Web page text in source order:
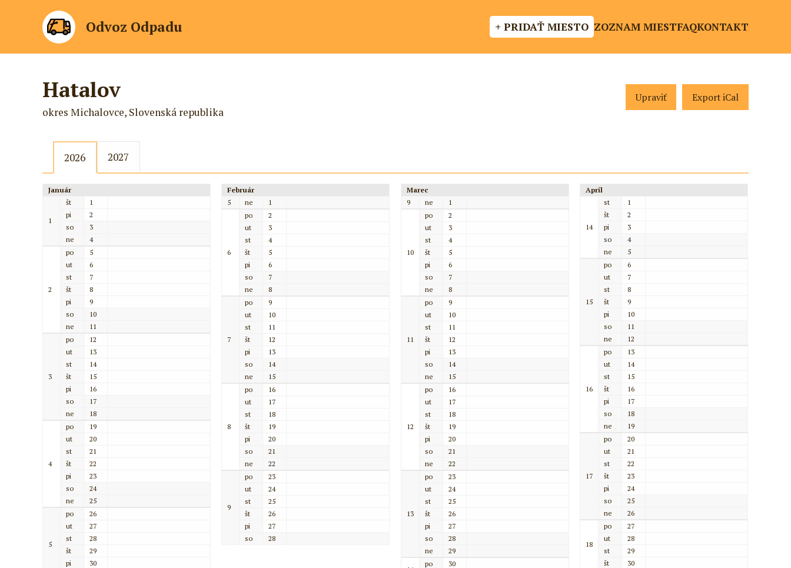
Odvoz Odpadu + PRIDAŤ MIESTO ZOZNAM MIESTFAQKONTAKT
Hatalov
okres Michalovce, Slovenská republika
Upraviť Export iCal
2026 2027
Január
1
št
1
pi
2
so
3
ne
4
2
po
5
ut
6
st
7
št
8
pi
9
so
10
ne
11
3
po
12
ut
13
st
14
št
15
pi
16
so
17
ne
18
4
po
19
ut
20
st
21
št
22
pi
23
so
24
ne
25
5
po
26
ut
27
st
28
št
29
pi
30
Február
5
ne 1
6
po
2
ut
3
st
4
št
5
pi
6
so
7
ne
8
7
po
9
ut
10
st
11
št
12
pi
13
so
14
ne
15
8
po
16
ut
17
st
18
št
19
pi
20
so
21
ne
22
9
po
23
ut
24
st
25
št
26
pi
27
so
28
Marec
9
ne 1
10
po
2
ut
3
st
4
št
5
pi
6
so
7
ne
8
11
po
9
ut
10
st
11
št
12
pi
13
so
14
ne
15
12
po
16
ut
17
st
18
št
19
pi
20
so
21
ne
22
13
po
23
ut
24
st
25
št
26
pi
27
so
28
ne
29
po
30
Apríl
14
st
1
št
2
pi
3
so
4
ne
5
15
po
6
ut
7
st
8
št
9
pi
10
so
11
ne
12
16
po
13
ut
14
st
15
št
16
pi
17
so
18
ne
19
17
po
20
ut
21
st
22
št
23
pi
24
so
25
ne
26
18
po
27
ut
28
st
29
št
30